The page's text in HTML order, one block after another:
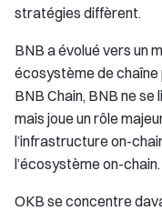
stratégies diffèrent.
BNB a évolué vers un
écosystème de
BNB Chain, BNB ne
mais joue un rôle
l’infrastructure on-
l’écosystème on-chain.
OKB se concentre